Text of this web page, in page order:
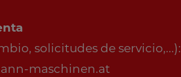
solicitudes de servicio,...):
maschinen.at